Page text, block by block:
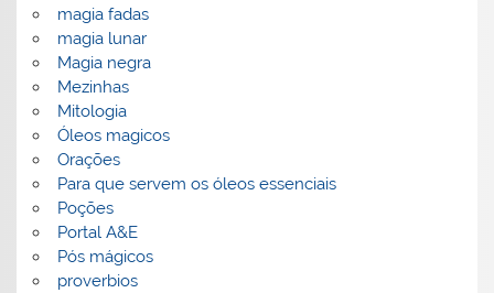
magia fadas
magia lunar
Magia negra
Mezinhas
Mitologia
Óleos magicos
Orações
Para que servem os óleos essenciais
Poções
Portal A&E
Pós mágicos
proverbios